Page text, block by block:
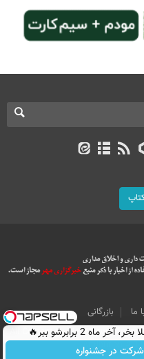
ما
بازرگانی
All Content by Mehr News
Attribution 4.0
شرکت در جشنواره